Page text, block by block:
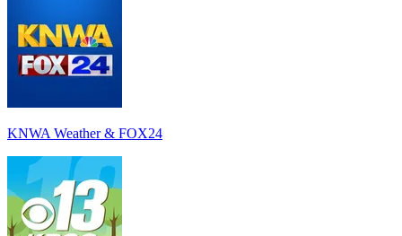
KNWA Weather & FOX24